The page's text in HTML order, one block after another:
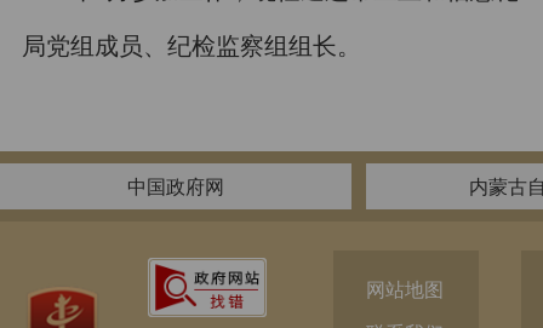
局党组成员、纪检监察组组长。
中国政府网 内蒙古
网站地图